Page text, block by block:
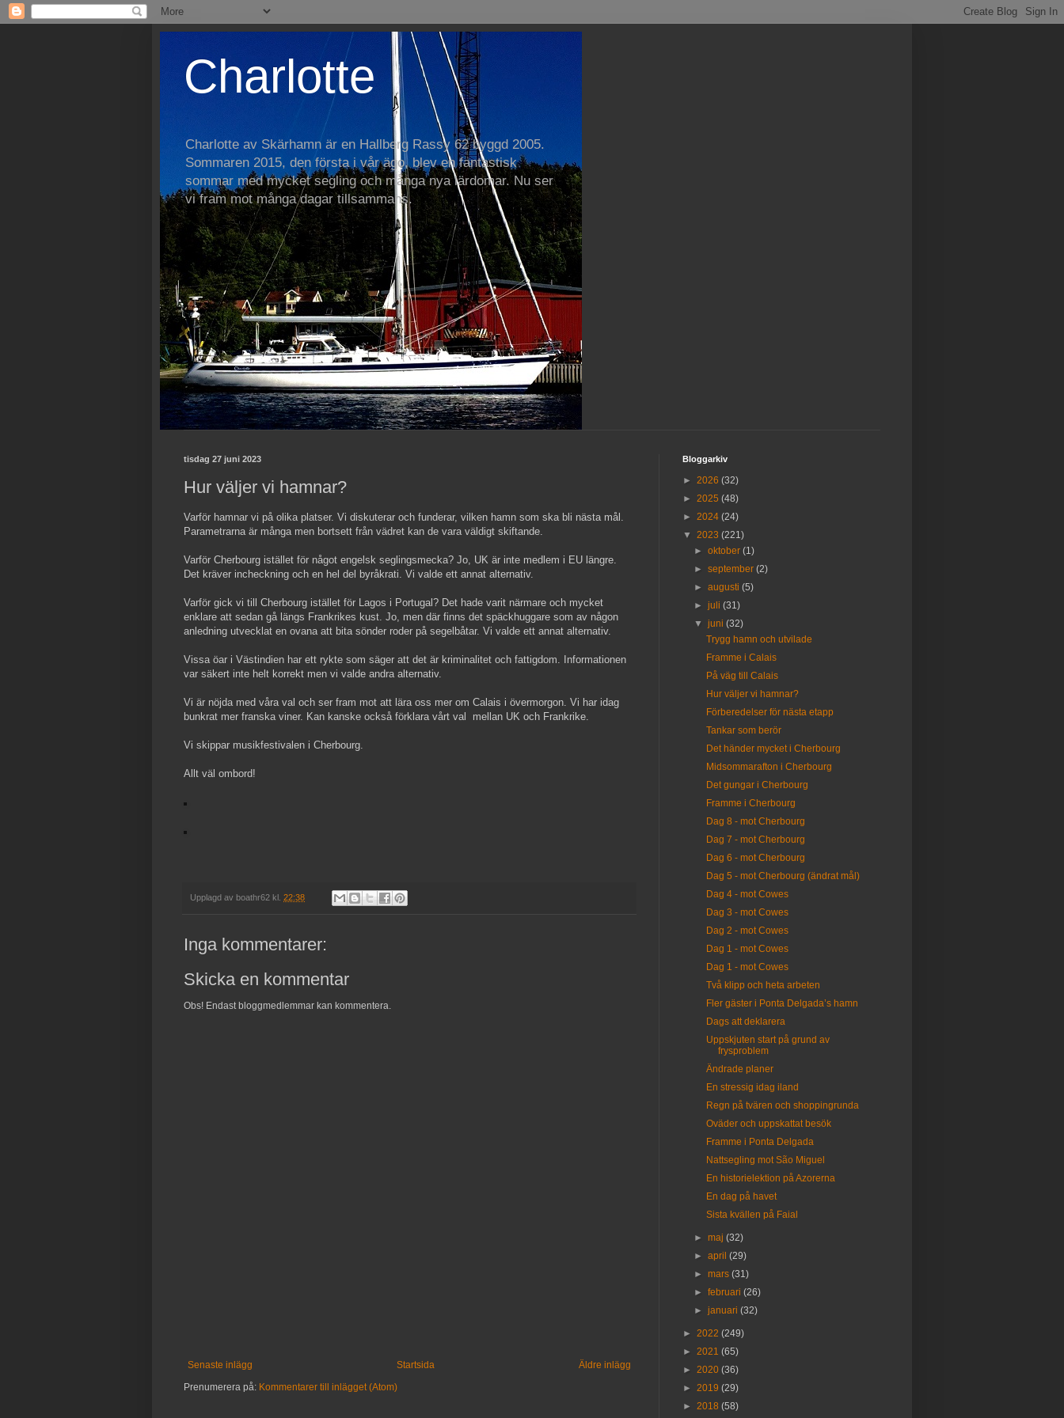
Charlotte
Charlotte av Skärhamn är en Hallberg Rassy 62 byggd 2005.
Sommaren 2015, den första i vår ägo, blev en fantastisk
sommar med mycket segling och många nya lärdomar. Nu ser
vi fram mot många dagar tillsammans.
tisdag 27 juni 2023
Hur väljer vi hamnar?
Varför hamnar vi på olika platser. Vi diskuterar och funderar, vilken hamn som ska bli nästa mål.
Parametrarna är många men bortsett från vädret kan de vara väldigt skiftande.
Varför Cherbourg istället för något engelsk seglingsmecka? Jo, UK är inte medlem i EU längre.
Det kräver incheckning och en hel del byråkrati. Vi valde ett annat alternativ.
Varför gick vi till Cherbourg istället för Lagos i Portugal? Det hade varit närmare och mycket
enklare att sedan gå längs Frankrikes kust. Jo, men där finns det späckhuggare som av någon
anledning utvecklat en ovana att bita sönder roder på segelbåtar. Vi valde ett annat alternativ.
Vissa öar i Västindien har ett rykte som säger att det är kriminalitet och fattigdom. Informationen
var säkert inte helt korrekt men vi valde andra alternativ.
Vi är nöjda med våra val och ser fram mot att lära oss mer om Calais i övermorgon. Vi har idag
bunkrat mer franska viner. Kan kanske också förklara vårt val mellan UK och Frankrike.
Vi skippar musikfestivalen i Cherbourg.
Allt väl ombord!
Upplagd av boathr62 kl. 22:38
Inga kommentarer:
Skicka en kommentar
Obs! Endast bloggmedlemmar kan kommentera.
Senaste inlägg Äldre inlägg
Startsida
Prenumerera på: Kommentarer till inlägget (Atom)
Bloggarkiv
► 2026 (32)
► 2025 (48)
► 2024 (24)
▼ 2023 (221)
►oktober(1)
►september(2)
►augusti(5)
►juli(31)
▼juni(32)
Trygg hamn och utvilade
Framme i Calais
På väg till Calais
Hur väljer vi hamnar?
Förberedelser för nästa etapp
Tankar som berör
Det händer mycket i Cherbourg
Midsommarafton i Cherbourg
Det gungar i Cherbourg
Framme i Cherbourg
Dag 8 - mot Cherbourg
Dag 7 - mot Cherbourg
Dag 6 - mot Cherbourg
Dag 5 - mot Cherbourg (ändrat mål)
Dag 4 - mot Cowes
Dag 3 - mot Cowes
Dag 2 - mot Cowes
Dag 1 - mot Cowes
Dag 1 - mot Cowes
Två klipp och heta arbeten
Fler gäster i Ponta Delgada’s hamn
Dags att deklarera
Uppskjuten start på grund av
frysproblem
Ändrade planer
En stressig idag iland
Regn på tvären och shoppingrunda
Oväder och uppskattat besök
Framme i Ponta Delgada
Nattsegling mot São Miguel
En historielektion på Azorerna
En dag på havet
Sista kvällen på Faial
►maj(32)
►april(29)
►mars(31)
►februari(26)
►januari(32)
► 2022 (249)
► 2021 (65)
► 2020 (36)
► 2019 (29)
► 2018 (58)